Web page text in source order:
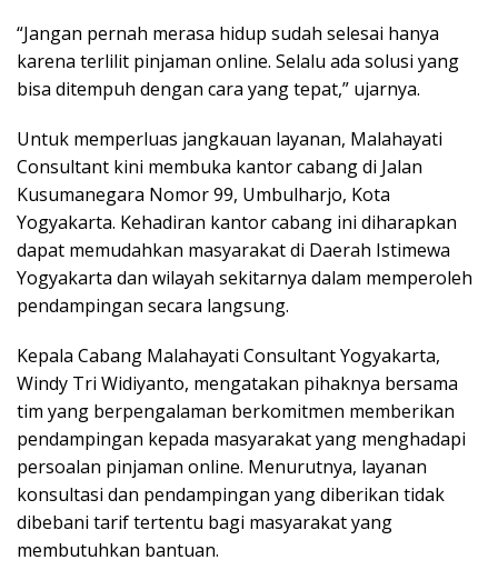
“Jangan pernah merasa hidup sudah selesai hanya
karena terlilit pinjaman online. Selalu ada solusi yang
bisa ditempuh dengan cara yang tepat,” ujarnya.
Untuk memperluas jangkauan layanan, Malahayati
Consultant kini membuka kantor cabang di Jalan
Kusumanegara Nomor 99, Umbulharjo, Kota
Yogyakarta. Kehadiran kantor cabang ini diharapkan
dapat memudahkan masyarakat di Daerah Istimewa
Yogyakarta dan wilayah sekitarnya dalam memperoleh
pendampingan secara langsung.
Kepala Cabang Malahayati Consultant Yogyakarta,
Windy Tri Widiyanto, mengatakan pihaknya bersama
tim yang berpengalaman berkomitmen memberikan
pendampingan kepada masyarakat yang menghadapi
persoalan pinjaman online. Menurutnya, layanan
konsultasi dan pendampingan yang diberikan tidak
dibebani tarif tertentu bagi masyarakat yang
membutuhkan bantuan.